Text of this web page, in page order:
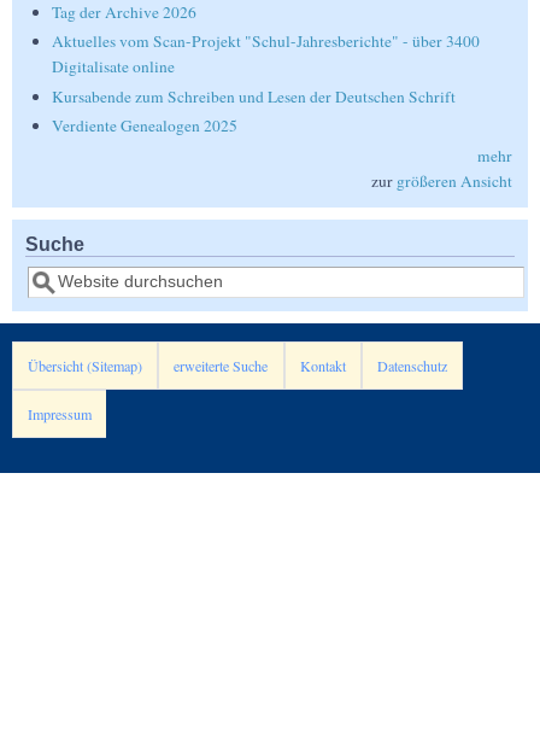
Tag der Archive 2026
Aktuelles vom Scan-Projekt "Schul-Jahresberichte" - über 3400
Digitalisate online
Kursabende zum Schreiben und Lesen der Deutschen Schrift
Verdiente Genealogen 2025
mehr
zur größeren Ansicht
Suche
Suche
Übersicht (Sitemap) erweiterte Suche Kontakt Datenschutz
Impressum